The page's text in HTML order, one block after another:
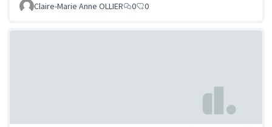
Claire-Marie Anne OLLIER
0 0